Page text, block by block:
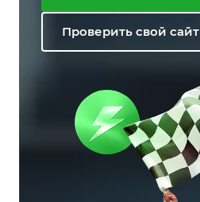
Проверить свой сайт